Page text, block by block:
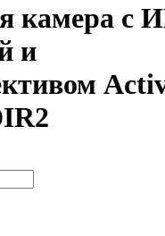
камера с
и